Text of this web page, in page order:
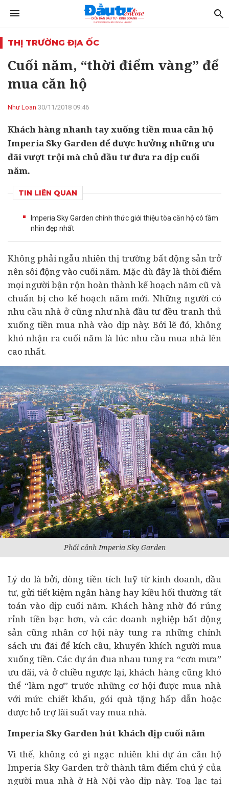
THỊ TRƯỜNG ĐỊA ỐC
Cuối năm, “thời điểm vàng” để
mua căn hộ
Như Loan 30/11/2018 09:46
Khách hàng nhanh tay xuống tiền mua căn hộ
Imperia Sky Garden để được hưởng những ưu
đãi vượt trội mà chủ đầu tư đưa ra dịp cuối
năm.
TIN LIÊN QUAN
Imperia Sky Garden chính thức giới thiệu tòa căn hộ có tầm
nhìn đẹp nhất
Không phải ngẫu nhiên thị trườngbất động sảntrở
nên sôi động vào cuối năm. Mặc dù đây là thời điểm
mọi người bận rộn hoàn thành kế hoạch năm cũ và
chuẩn bị cho kế hoạch năm mới. Những người có
nhu cầu nhà ở cũng như nhà đầu tưđều tranh thủ
xuống tiền mua nhà vào dịp này. Bởi lẽ đó, không
khó nhận ra cuối năm là lúc nhu cầu mua nhà lên
cao nhất.
Phối cảnh Imperia Sky Garden
Lý do là bởi, dòng tiền tích luỹ từ kinh doanh, đầu
tư, gửi tiết kiệmngân hàng hay kiều hối thường tất
toán vào dịp cuối năm. Khách hàng nhờ đó rủng
rỉnh tiền bạc hơn, và các doanh nghiệp bất động
sản cũng nhân cơ hội này tung ra những chính
sách ưu đãi để kích cầu, khuyến khích người mua
xuống tiền. Các dự án đua nhau tung ra “cơn mưa”
ưu đãi, và ở chiều ngược lại, khách hàng cũng khó
thể “làm ngơ” trước những cơ hội được mua nhà
với mức chiết khấu, gói quà tặng hấp dẫn hoặc
được hỗ trợ lãi suất vay mua nhà.
Imperia Sky Garden hút khách dịp cuối năm
Vì thế, không có gì ngạc nhiên khi dự án căn hộ
Imperia Sky Garden trở thành tâm điểm chú ý của
người mua nhà ở Hà Nội vào dịp này. Toạ lạc tại